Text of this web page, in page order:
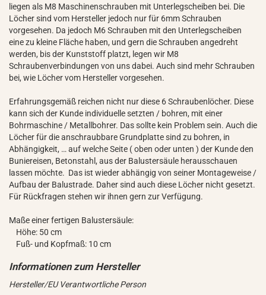
liegen als M8 Maschinenschrauben mit Unterlegscheiben bei. Die
Löcher sind vom Hersteller jedoch nur für 6mm Schrauben
vorgesehen. Da jedoch M6 Schrauben mit den Unterlegscheiben
eine zu kleine Fläche haben, und gern die Schrauben angedreht
werden, bis der Kunststoff platzt, legen wir M8
Schraubenverbindungen von uns dabei. Auch sind mehr Schrauben
bei, wie Löcher vom Hersteller vorgesehen.
Erfahrungsgemäß reichen nicht nur diese 6 Schraubenlöcher. Diese
kann sich der Kunde individuelle setzten / bohren, mit einer
Bohrmaschine / Metallbohrer. Das sollte kein Problem sein. Auch die
Löcher für die anschraubbare Grundplatte sind zu bohren, in
Abhängigkeit, … auf welche Seite ( oben oder unten ) der Kunde den
Buniereisen, Betonstahl, aus der Balustersäule herausschauen
lassen möchte. Das ist wieder abhängig von seiner Montageweise /
Aufbau der Balustrade. Daher sind auch diese Löcher nicht gesetzt.
Für Rückfragen stehen wir ihnen gern zur Verfügung.
Maße einer fertigen Balustersäule:
Höhe: 50 cm
Fuß- und Kopfmaß: 10 cm
Hersteller/EU Verantwortliche Person